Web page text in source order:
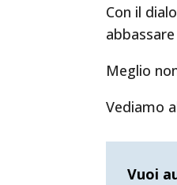
Con il
Meglio
Vediamo
Vuoi